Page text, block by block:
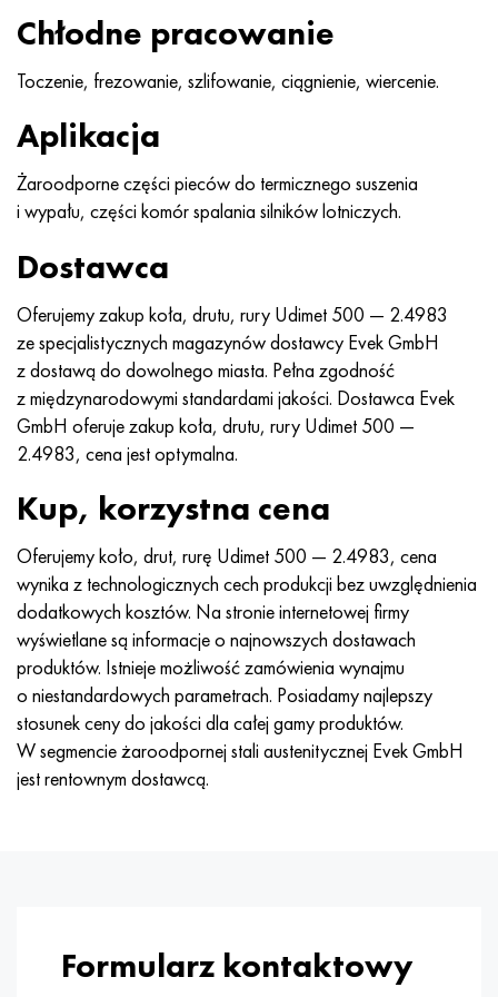
Chłodne pracowanie
Toczenie, frezowanie, szlifowanie, ciągnienie, wiercenie.
Aplikacja
Żaroodporne części pieców do termicznego suszenia
i wypału, części komór spalania silników lotniczych.
Dostawca
Oferujemy zakup koła, drutu, rury Udimet 500 — 2.4983
ze specjalistycznych magazynów dostawcy Evek GmbH
z dostawą do dowolnego miasta. Pełna zgodność
z międzynarodowymi standardami jakości. Dostawca Evek
GmbH oferuje zakup koła, drutu, rury Udimet 500 —
2.4983, cena jest optymalna.
Kup, korzystna cena
Oferujemy koło, drut, rurę Udimet 500 — 2.4983, cena
wynika z technologicznych cech produkcji bez uwzględnienia
dodatkowych kosztów. Na stronie internetowej firmy
wyświetlane są informacje o najnowszych dostawach
produktów. Istnieje możliwość zamówienia wynajmu
o niestandardowych parametrach. Posiadamy najlepszy
stosunek ceny do jakości dla całej gamy produktów.
W segmencie żaroodpornej stali austenitycznej Evek GmbH
jest rentownym dostawcą.
Formularz kontaktowy
Nikrofer 5923 HMO
Nicrofer 6030
Nitronika 60
Nitronik 75
Nimonic 80a
Nimonic 90
Nimonic 263
Haynesa 25
Haynesa 188
Haynesa 230
Hastelloy b2
Hastelloy c22
79NM, Magnifer 7904
80 mil morskich
81HMA
Rodzaje stopów precyzyjnych
Bimetale termostatyczne
rura precyzyjna
HN75MBTYu
XN75TBYu
ХН78Т
HN80TBY
N65M, EP982
H70MFV
NA 6
TS-6
40 tytanu
1.4574 - Stop PH 15-7 Mo®
1.4580 - AISI 316Cb
Stop 31 - 1.4562
Stop 254smo® - 1.4547
Stop 926 - 1.4529
AM-350 - poprawka 5548
AM-355 - poprawka 5547
Custom 450® - bez S45000
Grecki Ascoloy 418
Rura odporna na korozję
18X12VMBFR
20X12VNMF
37X12N8G8MFB
40X10X2M
40Х9С2
45Х14Н14В2М
50X14MF
65X13
90X18MF
95X18
30hgsa, 30hgsa
30hgsn2a, 30hgsna
34khn3ma, 36NiCrMo16, 35NiCrMo16
35hg, 35hg
35hgsa, 35hgsa
ac35g2, 36smnpb14, 1.0765
38x2n2ma, 34CrNiMo6, 40NiCrMo7
40hn2ma, 34CrNiMo4, 36hnm
38h, 37h
38XA, 37Cr4, AISI 5135
38HN3MFA, 35nicrmov12-5
40ХН, 36NiCr6, AISI 3135